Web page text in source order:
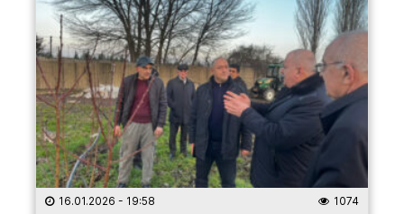
16.01.2026 - 19:58 1074